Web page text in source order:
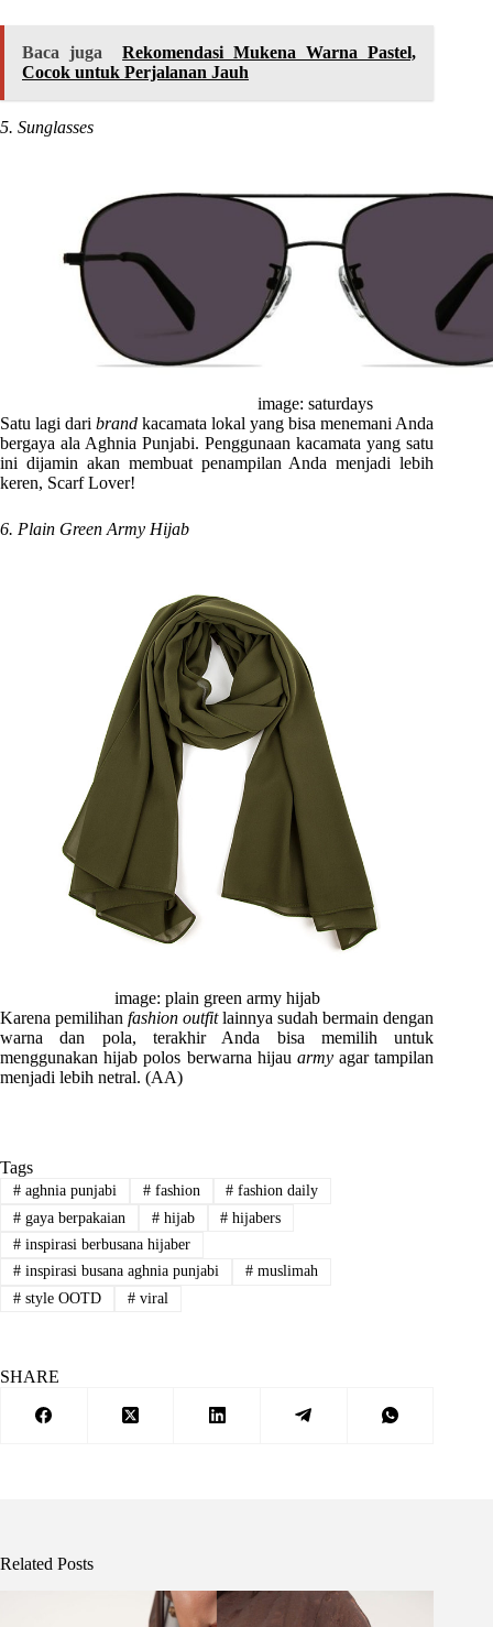
Baca juga
Rekomendasi Mukena Warna Pastel,
Cocok untuk Perjalanan Jauh
5. Sunglasses
image: saturdays
Satu lagi daribrandkacamata lokal yang bisa menemani Anda
bergaya ala Aghnia Punjabi. Penggunaan kacamata yang satu
ini dijamin akan membuat penampilan Anda menjadi lebih
keren, Scarf Lover!
6. Plain Green Army Hijab
image: plain green army hijab
Karena pemilihanfashion outfitlainnya sudah bermain dengan
warna dan pola, terakhir Anda bisa memilih untuk
menggunakan hijab polos berwarna hijau armyagar tampilan
menjadi lebih netral. (AA)
Tags
#aghnia punjabi #fashion # fashion daily
#gaya berpakaian #hijab # hijabers
#inspirasi berbusana hijaber
#inspirasi busana aghnia punjabi #muslimah
#style OOTD #viral
SHARE
Related Posts